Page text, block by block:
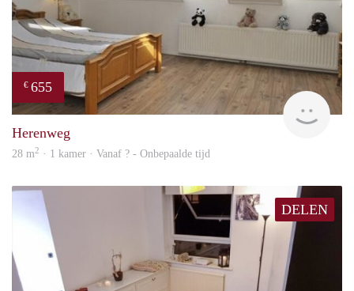
€ 655
Herenweg
28 m2 · 1 kamer · Vanaf ? - Onbepaalde tijd
DELEN